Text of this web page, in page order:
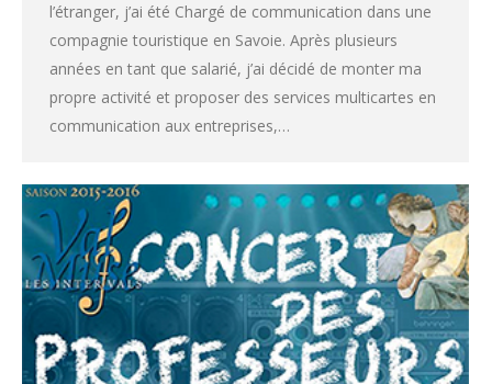
l’étranger, j’ai été Chargé de communication dans une
compagnie touristique en Savoie. Après plusieurs
années en tant que salarié, j’ai décidé de monter ma
propre activité et proposer des services multicartes en
communication aux entreprises,…